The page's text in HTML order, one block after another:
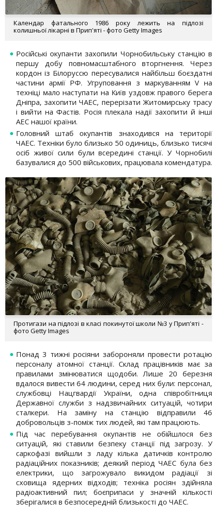
Календар фатального 1986 року лежить на підлозі
колишньої лікарні в Прип'яті - фото Getty Images
Російські окупанти захопили Чорнобильську станцію в
першу добу повномасштабного вторгнення. Через
кордон із Білоруссю пересувалися найбільш боєздатні
частини армії РФ. Угруповання з маркуванням V на
техніці мало наступати на Київ уздовж правого берега
Дніпра, захопити ЧАЕС, перерізати Житомирську трасу
і вийти на Фастів. Росія плекала надії захопити й інші
АЕС нашої країни.
Головний штаб окупантів знаходився на території
ЧАЕС. Техніки було близько 50 одиниць, близько тисячі
осіб живої сили були всередині станції. У Чорнобилі
базувалися до 500 військових, працювала комендатура.
Протигази на підлозі в класі покинутої школи №3 у Прип'яті -
фото Getty Images
Понад 3 тижні росіяни забороняли провести ротацію
персоналу атомної станції. Склад працівників має за
правилами змінюватися щодоби. Лише 20 березня
вдалося вивести 64 людини, серед них були: персонал,
службовці Нацгвардії України, одна співробітниця
Державної служби з надзвичайних ситуацій, чотири
сталкери. На заміну на станцію відправили 46
добровольців з-поміж тих людей, які там працюють.
Під час перебування окупантів не обійшлося без
ситуацій, які ставили безпеку станції під загрозу. У
саркофазі вийшли з ладу кілька датичків контролю
радіаційних показників; деякий період ЧАЕС була без
електрики, що загрожувало викидом радіації зі
сховища ядерних відходів; техніка росіян здійняла
радіоактивний пил; боєприпаси у значній кількості
зберігалися в безпосередній близькості до ЧАЕС.